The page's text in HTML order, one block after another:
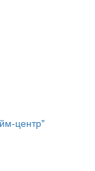
центр"